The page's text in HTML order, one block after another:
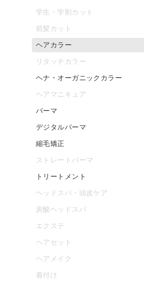
学生・学割カット
前髪カット
ヘアカラー
リタッチカラー
ヘナ・オーガニックカラー
ヘアマニキュア
パーマ
デジタルパーマ
縮毛矯正
ストレートパーマ
トリートメント
ヘッドスパ・頭皮ケア
炭酸ヘッドスパ
エクステ
ヘアセット
ヘアメイク
着付け